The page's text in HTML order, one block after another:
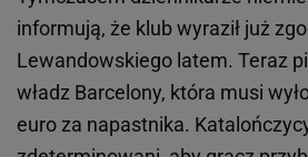
informują, że klub wyraził już
Lewandowskiego latem. Teraz
władz Barcelony, która musi
euro za napastnika.